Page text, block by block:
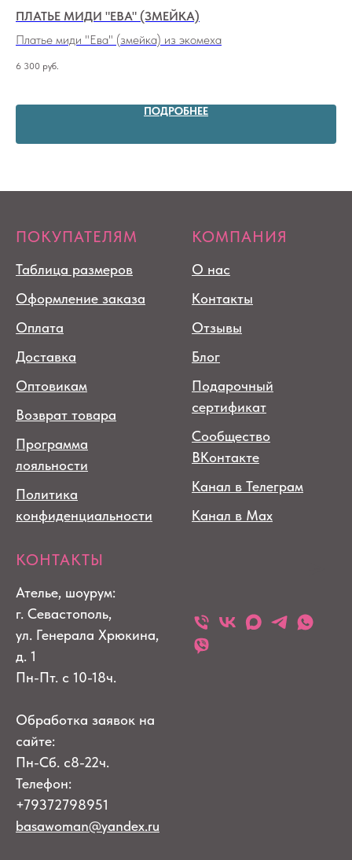
ПЛАТЬЕ МИДИ "ЕВА" (ЗМЕЙКА)
Платье миди "Ева" (змейка) из экомеха
6 300 руб.
ПОДРОБНЕЕ
ПОКУПАТЕЛЯМ
Таблица размеров
Оформление заказа
Оплата
Доставка
Оптовикам
Возврат товара
Программа
лояльности
Политика
конфиденциальности
КОМПАНИЯ
О нас
Контакты
Отзывы
Блог
Подарочный
сертификат
Сообщество
ВКонтакте
Канал в Телеграм
Канал в Max
КОНТАКТЫ
Ателье, шоурум:
г. Севастополь,
ул. Генерала Хрюкина,
д. 1
Пн-Пт. с 10-18ч.
Обработка заявок на
сайте:
Пн-Сб. с8-22ч.
Телефон:
+79372798951
basawoman@yandex.ru